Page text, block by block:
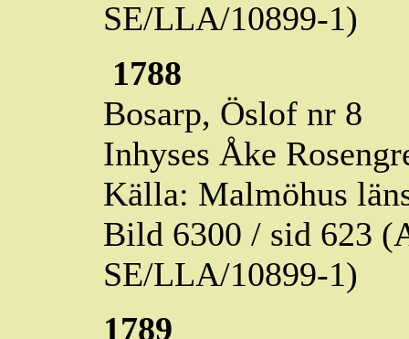
SE/LLA/10899-1)
1788
Bosarp, Öslof nr 8
Inhyses Åke
Källa: Malmöhus
Bild 6300 / sid 623
SE/LLA/10899-1)
1789